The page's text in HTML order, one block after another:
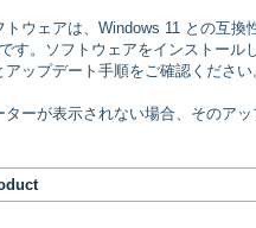
ウェアは、Windows 11 との互
す。ソフトウェアをインストー
ップデート手順をご確認ください
ーが表示されない場合、そのア